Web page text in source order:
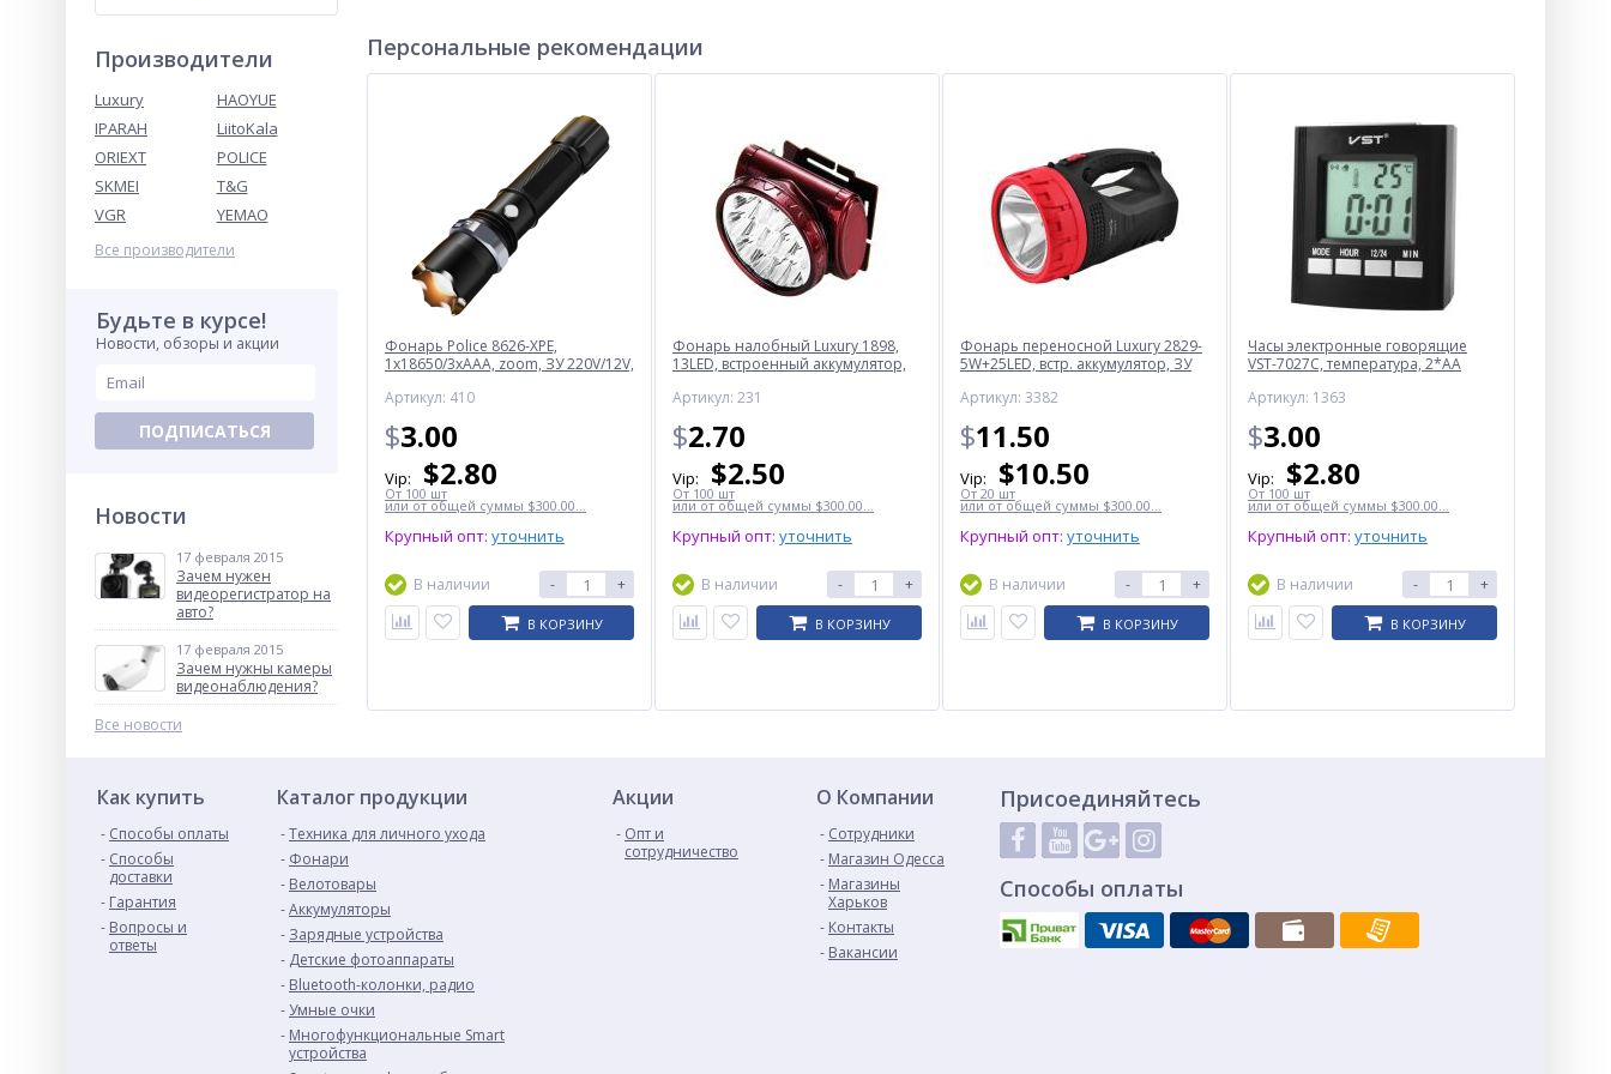
Производители
Luxury
HAOYUE
IPARAH
LiitoKala
ORIEXT
POLICE
SKMEI
T&G
VGR
YEMAO
Все производители
Будьте в курсе!
Новости, обзоры и акции
ПОДПИСАТЬСЯ
Новости
17 февраля 2015
Зачем нужен
видеорегистратор на
авто?
17 февраля 2015
Зачем нужны камеры
видеонаблюдения?
Все новости
Персональные рекомендации
Фонарь Police 8626-XPE,
1х18650/3xAAA, zoom, ЗУ 220V/12V,
Артикул: 410
$3.00
Vip: $2.80
От 100 шт
или от общей суммы $300.00...
Крупный опт: уточнить
В наличии - +
В КОРЗИНУ
Фонарь налобный Luxury 1898,
13LED, встроенный аккумулятор,
Артикул: 231
$2.70
Vip: $2.50
От 100 шт
или от общей суммы $300.00...
Крупный опт: уточнить
В наличии - +
В КОРЗИНУ
Фонарь переносной Luxury 2829-
5W+25LED, встр. аккумулятор, ЗУ
Артикул: 3382
$11.50
Vip: $10.50
От 20 шт
или от общей суммы $300.00...
Крупный опт: уточнить
В наличии - +
В КОРЗИНУ
Часы электронные говорящие
VST-7027С, температура, 2*AA
Артикул: 1363
$3.00
Vip: $2.80
От 100 шт
или от общей суммы $300.00...
Крупный опт: уточнить
В наличии - +
В КОРЗИНУ
Как купить
Способы оплаты
Способы
доставки
Гарантия
Вопросы и
ответы
Каталог продукции
Техника для личного ухода
Фонари
Велотовары
Аккумуляторы
Зарядные устройства
Детские фотоаппараты
Bluetooth-колонки, радио
Умные очки
Многофункциональные Smart
устройства
Акции
Опт и
сотрудничество
О Компании
Сотрудники
Магазин Одесса
Магазины
Харьков
Контакты
Вакансии
Присоединяйтесь
Способы оплаты